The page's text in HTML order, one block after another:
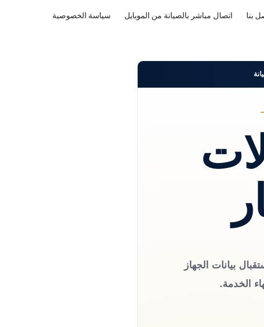
بنا اتصال مباشر بالصيانة من الموبايل سياسة الخصوصية
بيانات الجهاز
الخدمة.